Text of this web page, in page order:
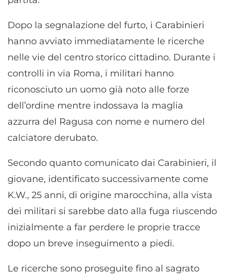
Dopo la segnalazione del furto, i Carabinieri
hanno avviato immediatamente le ricerche
nelle vie del centro storico cittadino. Durante i
controlli in via Roma, i militari hanno
riconosciuto un uomo già noto alle forze
dell’ordine mentre indossava la maglia
azzurra del Ragusa con nome e numero del
calciatore derubato.
Secondo quanto comunicato dai Carabinieri, il
giovane, identificato successivamente come
K.W., 25 anni, di origine marocchina, alla vista
dei militari si sarebbe dato alla fuga riuscendo
inizialmente a far perdere le proprie tracce
dopo un breve inseguimento a piedi.
Le ricerche sono proseguite fino al sagrato